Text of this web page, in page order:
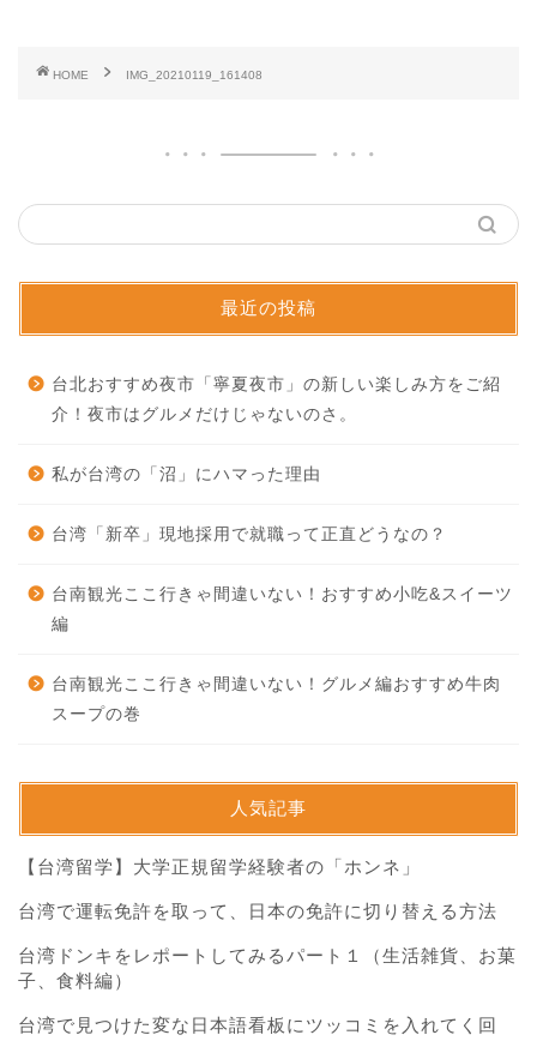
HOME IMG_20210119_161408
最近の投稿
台北おすすめ夜市「寧夏夜市」の新しい楽しみ方をご紹
介！夜市はグルメだけじゃないのさ。
私が台湾の「沼」にハマった理由
台湾「新卒」現地採用で就職って正直どうなの？
台南観光ここ行きゃ間違いない！おすすめ小吃&スイーツ
編
台南観光ここ行きゃ間違いない！グルメ編おすすめ牛肉
スープの巻
人気記事
【台湾留学】大学正規留学経験者の「ホンネ」
台湾で運転免許を取って、日本の免許に切り替える方法
台湾ドンキをレポートしてみるパート１（生活雑貨、お菓
子、食料編）
台湾で見つけた変な日本語看板にツッコミを入れてく回